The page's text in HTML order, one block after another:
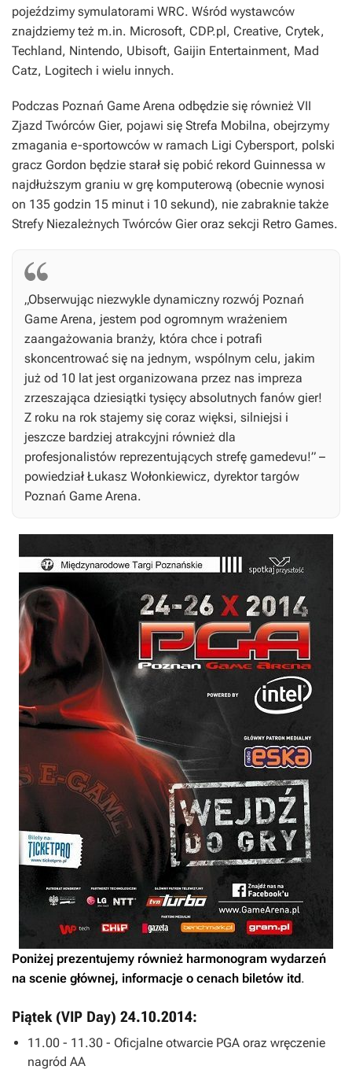
pojeździmy symulatorami WRC. Wśród wystawców
znajdziemy też m.in. Microsoft, CDP.pl, Creative, Crytek,
Techland, Nintendo, Ubisoft, Gaijin Entertainment, Mad
Catz, Logitech i wielu innych.
Podczas Poznań Game Arena odbędzie się również VII
Zjazd Twórców Gier, pojawi się Strefa Mobilna, obejrzymy
zmagania e-sportowców w ramach Ligi Cybersport, polski
gracz Gordon będzie starał się pobić rekord Guinnessa w
najdłuższym graniu w grę komputerową (obecnie wynosi
on 135 godzin 15 minut i 10 sekund), nie zabraknie także
Strefy Niezależnych Twórców Gier oraz sekcji Retro Games.
„Obserwując niezwykle dynamiczny rozwój Poznań
Game Arena, jestem pod ogromnym wrażeniem
zaangażowania branży, która chce i potrafi
skoncentrować się na jednym, wspólnym celu, jakim
już od 10 lat jest organizowana przez nas impreza
zrzeszająca dziesiątki tysięcy absolutnych fanów gier!
Z roku na rok stajemy się coraz więksi, silniejsi i
jeszcze bardziej atrakcyjni również dla
profesjonalistów reprezentujących strefę gamedevu!” –
powiedział Łukasz Wołonkiewicz, dyrektor targów
Poznań Game Arena.
Poniżej prezentujemy również harmonogram wydarzeń
na scenie głównej, informacje o cenach biletów itd.
Piątek (VIP Day) 24.10.2014:
11.00 - 11.30 - Oficjalne otwarcie PGA oraz wręczenie
nagród AA